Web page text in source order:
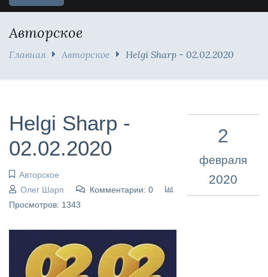
Авторское
Главная Авторское Helgi Sharp - 02.02.2020
Helgi Sharp -
02.02.2020
Авторское
Олег Шарп
Комментарии: 0
Просмотров: 1343
2
февраля
2020